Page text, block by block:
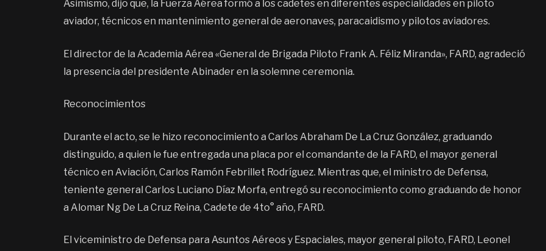
Asimismo, dijo que, la Fuerza Aérea formó a los cadetes en diferentes especialidades en piloto
aviador, técnicos en mantenimiento general de aeronaves, paracaidismo y pilotos aviadores.
El director de la Academia Aérea «General de Brigada Piloto Frank A. Féliz Miranda», FARD, agradeció
la presencia del presidente Abinader en la solemne ceremonia.
Reconocimientos
Durante el acto, se le hizo reconocimiento a Carlos Abraham De La Cruz González, graduando
distinguido, a quien le fue entregada una placa por el comandante de la FARD, el mayor general
técnico en Aviación, Carlos Ramón Febrillet Rodríguez. Mientras que, el ministro de Defensa,
teniente general Carlos Luciano Díaz Morfa, entregó su reconocimiento como graduando de honor
a Alomar Ng De La Cruz Reina, Cadete de 4to° año, FARD.
El viceministro de Defensa para Asuntos Aéreos y Espaciales, mayor general piloto, FARD, Leonel